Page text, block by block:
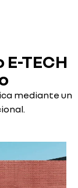
TECH
mediante un